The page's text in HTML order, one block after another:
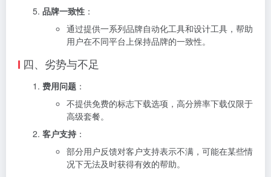
品牌一致性 ：
通过提供一系列品牌自动化工具和设计工具，帮助
用户在不同平台上保持品牌的一致性。
四、劣势与不足
费用问题 ：
不提供免费的标志下载选项，高分辨率下载仅限于
高级套餐。
客户支持 ：
部分用户反馈对客户支持表示不满，可能在某些情
况下无法及时获得有效的帮助。